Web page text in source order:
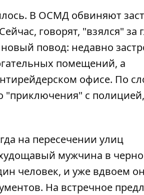
В ОСМД обвиняют
говорят, "взялся" за
повод: недавно
помещений, а
офисе. По
"приключения" с
на пересечении улиц
мужчина в
человек, и уже вдвоем
На встречное